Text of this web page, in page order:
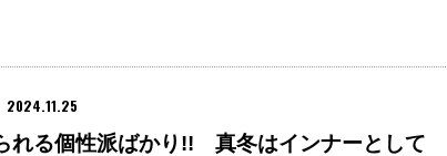
れる個性派ばかり!! 真冬はインナーとして
2024.11.25